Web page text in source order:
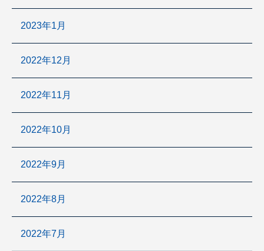
2023年1月
2022年12月
2022年11月
2022年10月
2022年9月
2022年8月
2022年7月